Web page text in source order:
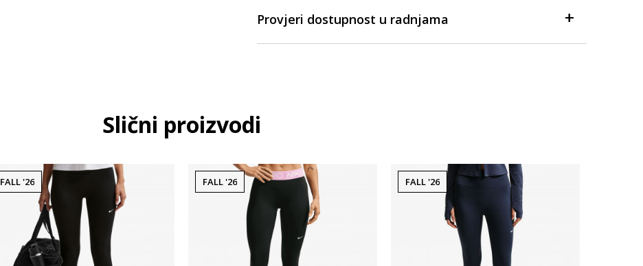
Provjeri dostupnost u radnjama
Slični proizvodi
FALL '26 FALL '26 FALL '26